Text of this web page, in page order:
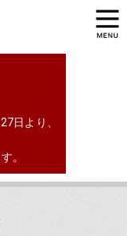
日より、
。